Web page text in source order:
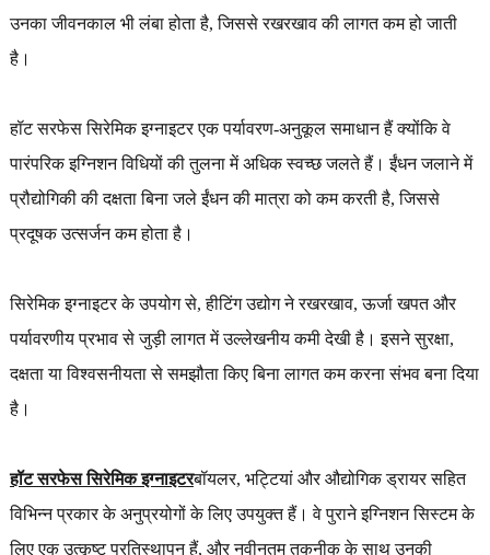
उनका जीवनकाल भी लंबा होता है, जिससे रखरखाव की लागत कम हो जाती
है।
हॉट सरफेस सिरेमिक इग्नाइटर एक पर्यावरण-अनुकूल समाधान हैं क्योंकि वे
पारंपरिक इग्निशन विधियों की तुलना में अधिक स्वच्छ जलते हैं। ईंधन जलाने में
प्रौद्योगिकी की दक्षता बिना जले ईंधन की मात्रा को कम करती है, जिससे
प्रदूषक उत्सर्जन कम होता है।
सिरेमिक इग्नाइटर के उपयोग से, हीटिंग उद्योग ने रखरखाव, ऊर्जा खपत और
पर्यावरणीय प्रभाव से जुड़ी लागत में उल्लेखनीय कमी देखी है। इसने सुरक्षा,
दक्षता या विश्वसनीयता से समझौता किए बिना लागत कम करना संभव बना दिया
है।
हॉट सरफेस सिरेमिक इग्नाइटरबॉयलर, भट्टियां और औद्योगिक ड्रायर सहित
विभिन्न प्रकार के अनुप्रयोगों के लिए उपयुक्त हैं। वे पुराने इग्निशन सिस्टम के
लिए एक उत्कृष्ट प्रतिस्थापन हैं, और नवीनतम तकनीक के साथ उनकी